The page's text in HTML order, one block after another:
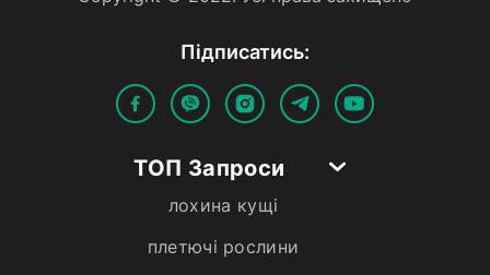
Пiдписатись:
ТОП Запроси
лохина кущі
плетючі рослини